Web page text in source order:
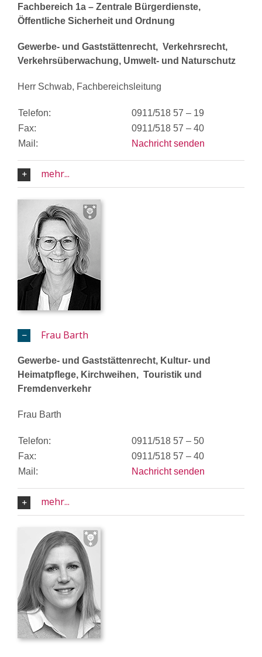
Fachbereich 1a – Zentrale Bürgerdienste,
Öffentliche Sicherheit und Ordnung
Gewerbe- und Gaststättenrecht, Verkehrsrecht,
Verkehrsüberwachung, Umwelt- und Naturschutz
Herr Schwab, Fachbereichsleitung
Telefon:
0911/518 57 – 19
Fax:
0911/518 57 – 40
Mail:
Nachricht senden
mehr...
Frau Barth
Gewerbe- und Gaststättenrecht, Kultur- und
Heimatpflege, Kirchweihen, Touristik und
Fremdenverkehr
Frau Barth
Telefon:
0911/518 57 – 50
Fax:
0911/518 57 – 40
Mail:
Nachricht senden
mehr...